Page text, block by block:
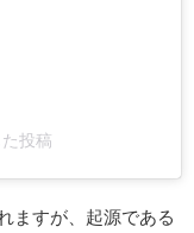
投稿
ますが、起源である